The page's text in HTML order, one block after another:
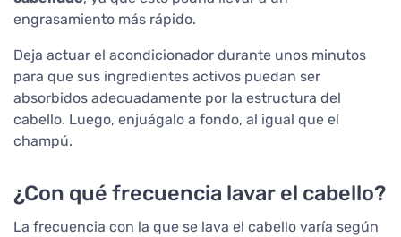
engrasamiento más rápido.
Deja actuar el acondicionador durante unos minutos
para que sus ingredientes activos puedan ser
absorbidos adecuadamente por la estructura del
cabello. Luego, enjuágalo a fondo, al igual que el
champú.
¿Con qué frecuencia lavar el cabello?
La frecuencia con la que se lava el cabello varía según